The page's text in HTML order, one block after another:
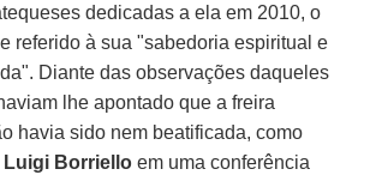
dedicadas a ela em 2010, o
referido à sua "sabedoria espiritual e
Diante das observações daqueles
lhe apontado que a freira
havia sido nem beatificada, como
Luigi Borrielloem uma conferência